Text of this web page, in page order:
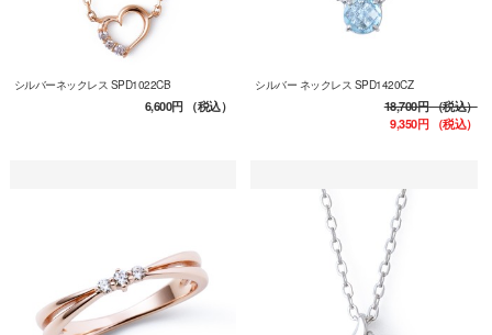
シルバーネックレス SPD1022CB
6,600円（税込）
シルバー ネックレス SPD1420CZ
18,700円（税込）
9,350円（税込）